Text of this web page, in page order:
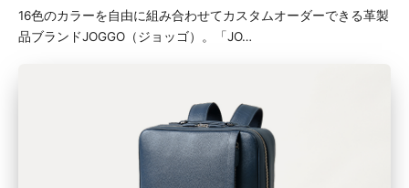
16色のカラーを自由に組み合わせてカスタムオーダーできる革製
品ブランドJOGGO（ジョッゴ）。「JO…